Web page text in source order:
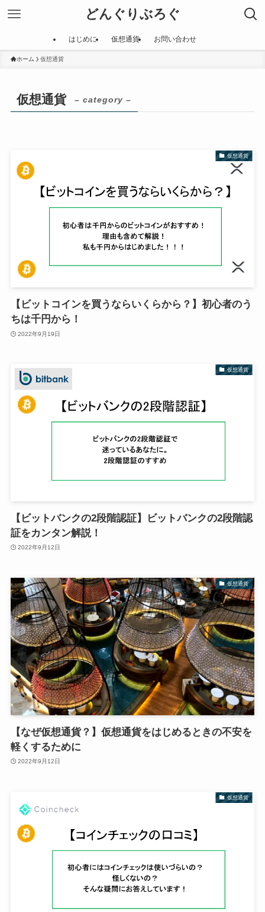
どんぐりぶろぐ
はじめに 仮想通貨 お問い合わせ
ホーム 仮想通貨
仮想通貨 – category –
仮想通貨
【ビットコインを買うならいくらから？】初心者のう
ちは千円から！
2022年9月19日
仮想通貨
【ビットバンクの2段階認証】ビットバンクの2段階認
証をカンタン解説！
2022年9月12日
仮想通貨
【なぜ仮想通貨？】仮想通貨をはじめるときの不安を
軽くするために
2022年9月12日
仮想通貨